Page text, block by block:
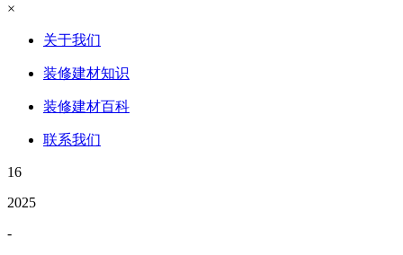
×
关于我们
装修建材知识
装修建材百科
联系我们
16
2025
-